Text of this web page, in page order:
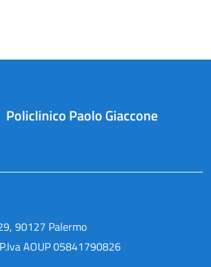
Policlinico Paolo Giaccone
90127 Palermo
AOUP 05841790826